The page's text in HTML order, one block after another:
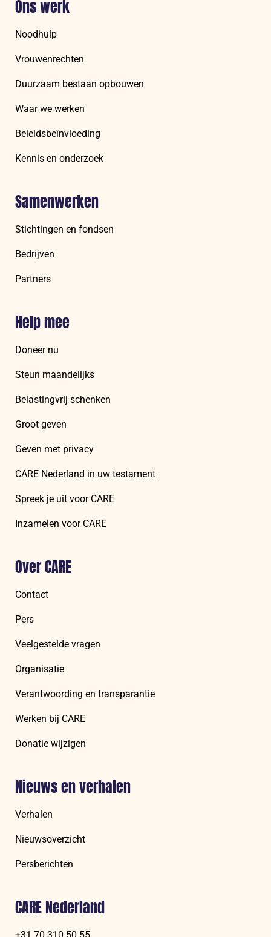
Ons werk
Noodhulp
Vrouwenrechten
Duurzaam bestaan opbouwen
Waar we werken
Beleidsbeïnvloeding
Kennis en onderzoek
Samenwerken
Stichtingen en fondsen
Bedrijven
Partners
Help mee
Doneer nu
Steun maandelijks
Belastingvrij schenken
Groot geven
Geven met privacy
CARE Nederland in uw testament
Spreek je uit voor CARE
Inzamelen voor CARE
Over CARE
Contact
Pers
Veelgestelde vragen
Organisatie
Verantwoording en transparantie
Werken bij CARE
Donatie wijzigen
Nieuws en verhalen
Verhalen
Nieuwsoverzicht
Persberichten
CARE Nederland